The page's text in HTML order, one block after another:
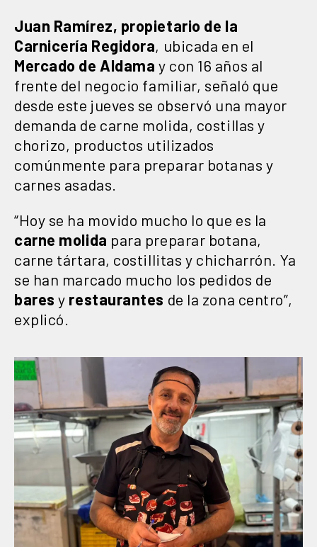
Juan Ramírez, propietario de la
Carnicería Regidora, ubicada en el
Mercado de Aldama y con 16 años al
frente del negocio familiar, señaló que
desde este jueves se observó una mayor
demanda de carne molida, costillas y
chorizo, productos utilizados
comúnmente para preparar botanas y
carnes asadas.
“Hoy se ha movido mucho lo que es la
carne molida para preparar botana,
carne tártara, costillitas y chicharrón. Ya
se han marcado mucho los pedidos de
bares y restaurantes de la zona centro”,
explicó.